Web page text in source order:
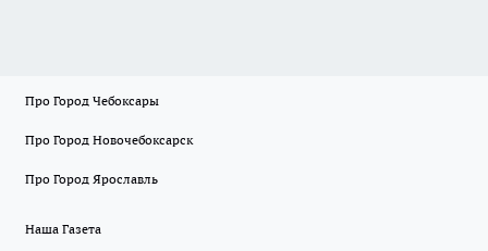
Про Город Чебоксары
Про Город Новочебоксарск
Про Город Ярославль
Наша Газета